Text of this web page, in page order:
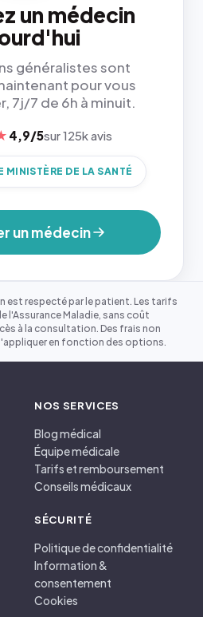
un médecin
généralistes sont
pour vous
7j/7 de 6h à minuit.
4,9/5sur 125k avis
MINISTÈRE DE LA SANTÉ
un médecin
est respecté par le patient. Les tarifs
l'Assurance Maladie, sans coût
à la consultation. Des frais non
en fonction des options.
NOS SERVICES
Blog médical
Équipe médicale
Tarifs et remboursement
Conseils médicaux
SÉCURITÉ
Politique de confidentialité
Information &
consentement
Cookies